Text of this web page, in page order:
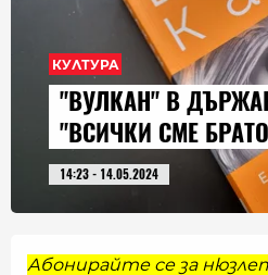
КУЛТУРА
"ВУЛКАН" В
"ВСИЧКИ СМЕ
14:23 - 14.05.2024
Абонирайте се за